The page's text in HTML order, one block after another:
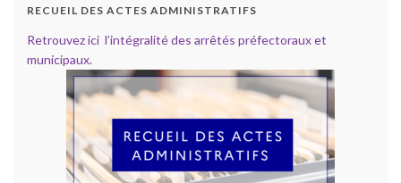
RECUEIL DES ACTES ADMINISTRATIFS
Retrouvez ici l’intégralité des arrêtés préfectoraux et
municipaux.